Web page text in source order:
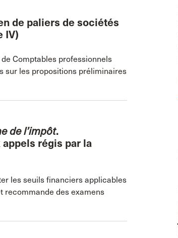
de paliers de sociétés
IV)
Comptables professionnels
sur les propositions préliminaires
de l’impôt.
régis par la
les seuils financiers applicables
recommande des examens